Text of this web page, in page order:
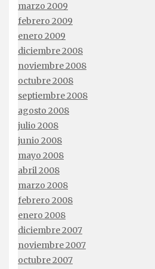
marzo 2009
febrero 2009
enero 2009
diciembre 2008
noviembre 2008
octubre 2008
septiembre 2008
agosto 2008
julio 2008
junio 2008
mayo 2008
abril 2008
marzo 2008
febrero 2008
enero 2008
diciembre 2007
noviembre 2007
octubre 2007